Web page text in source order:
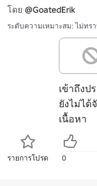
โดย @GoatedErik
ระดับความเหมาะสม: ไม่ทร
เข้าถึงป
ยังไม่ได้
เนื้อหา
รายการโปรด 0